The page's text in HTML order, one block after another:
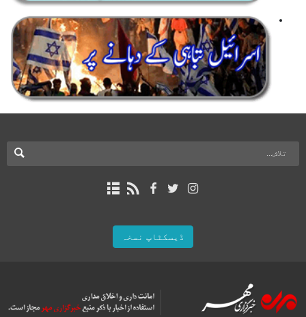
ڈیسکٹاپ نسخہ